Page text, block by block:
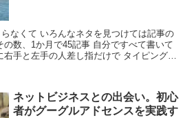
なくて いろんなネタを見つけては記事の
手と左手の人差し指だけで タイピングを
ネットビジネスとの出会い。初心
者がグーグルアドセンスを実践す